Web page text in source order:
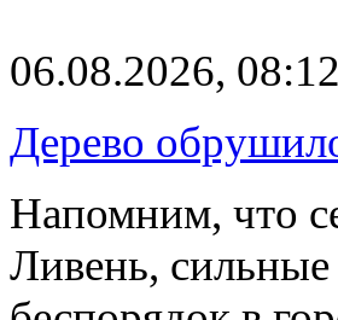
06.08.2026, 08:12
Дерево
Напомним, что
Ливень,